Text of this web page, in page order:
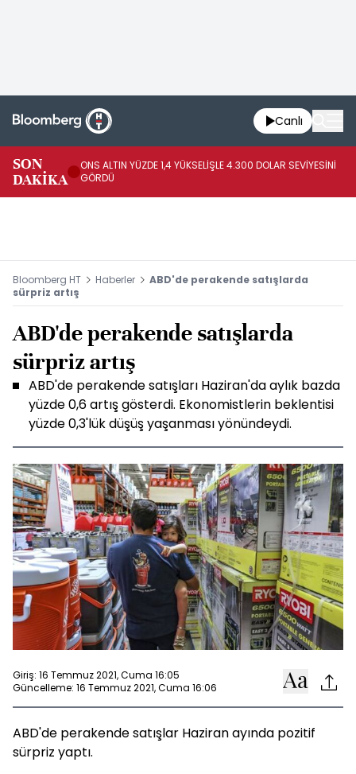
Canlı
SON
DAKİKA
ONS ALTIN YÜZDE 1,4 YÜKSELİŞLE 4.300 DOLAR SEVİYESİNİ
GÖRDÜ
Bloomberg HT Haberler
ABD'de perakende satışlarda
sürpriz artış
ABD'de perakende satışlarda
sürpriz artış
ABD'de perakende satışları Haziran'da aylık bazda
yüzde 0,6 artış gösterdi. Ekonomistlerin beklentisi
yüzde 0,3'lük düşüş yaşanması yönündeydi.
Giriş: 16 Temmuz 2021, Cuma 16:05
Güncelleme: 16 Temmuz 2021, Cuma 16:06
ABD'de perakende satışlar Haziran ayında pozitif
sürpriz yaptı.